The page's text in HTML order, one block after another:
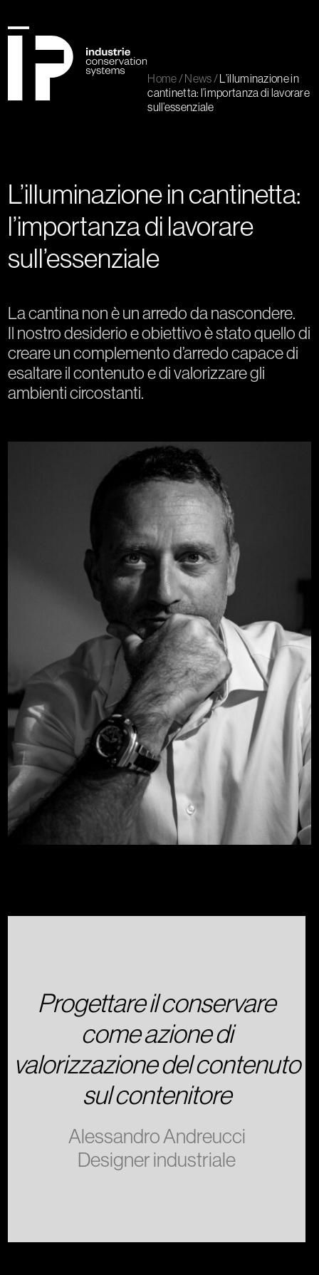
to
content
mobile
mobile
Home/News/L’illuminazione in
cantinetta: l’importanza di lavorare
sull’essenziale
L’illuminazione in cantinetta:
l’importanza di lavorare
sull’essenziale
La cantina non è un arredo da nascondere.
Il nostro desiderio e obiettivo è stato quello di
creare un complemento d’arredo capace di
esaltare il contenuto e di valorizzare gli
ambienti circostanti.
Progettare il conservare
come azione di
valorizzazione del contenuto
sul contenitore
Alessandro Andreucci
Designer industriale